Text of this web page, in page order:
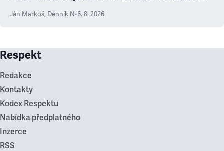
Ján Markoš, Denník N•6. 8. 2026
Respekt
Redakce
Kontakty
Kodex Respektu
Nabídka předplatného
Inzerce
RSS